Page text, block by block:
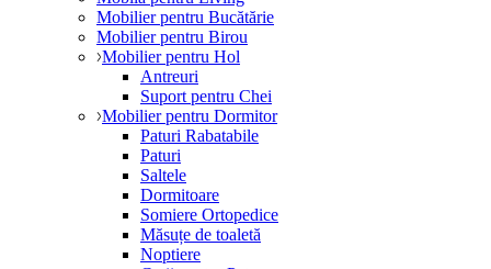
Mobilier pentru Bucătărie
Mobilier pentru Birou
Mobilier pentru Hol
Antreuri
Suport pentru Chei
Mobilier pentru Dormitor
Paturi Rabatabile
Paturi
Saltele
Dormitoare
Somiere Ortopedice
Măsuțe de toaletă
Noptiere